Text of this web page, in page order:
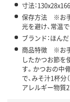
寸法：
保存方法 ※お手
光を避け、常温
ブランド：ほん
商品特徴 ※お手
したかつお節を
す。かつおの中
で、みそ汁1杯分
アレルギー物質